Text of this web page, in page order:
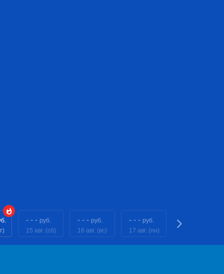
- - - руб.
15 авг. (сб)
- - - руб.
16 авг. (вс)
- - - руб.
17 авг. (пн)